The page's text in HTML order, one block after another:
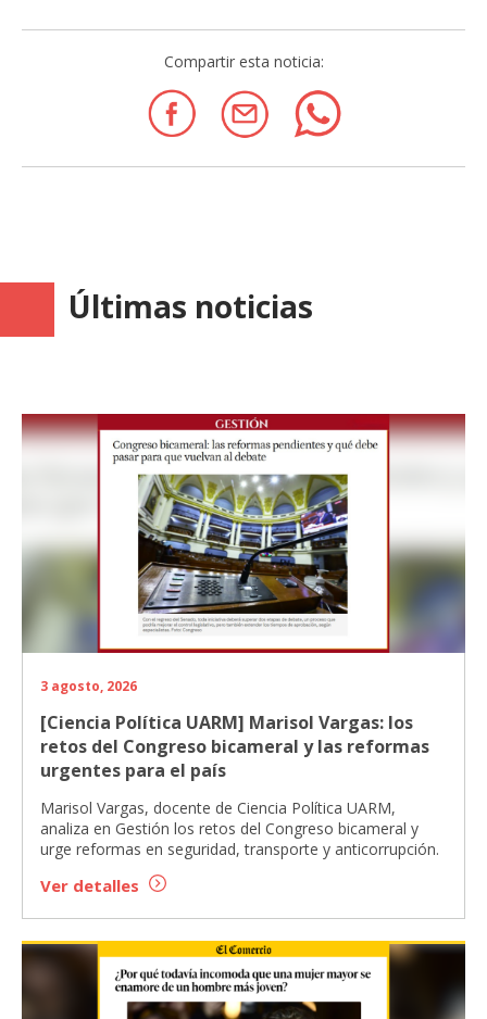
Compartir esta noticia:
Últimas noticias
3 agosto, 2026
[Ciencia Política UARM] Marisol Vargas: los
retos del Congreso bicameral y las reformas
urgentes para el país
Marisol Vargas, docente de Ciencia Política UARM,
analiza en Gestión los retos del Congreso bicameral y
urge reformas en seguridad, transporte y anticorrupción.
Ver detalles